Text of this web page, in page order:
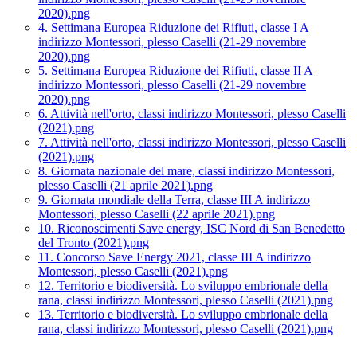
2020).png
4. Settimana Europea Riduzione dei Rifiuti, classe I A
indirizzo Montessori, plesso Caselli (21-29 novembre
2020).png
5. Settimana Europea Riduzione dei Rifiuti, classe II A
indirizzo Montessori, plesso Caselli (21-29 novembre
2020).png
6. Attività nell'orto, classi indirizzo Montessori, plesso Caselli
(2021).png
7. Attività nell'orto, classi indirizzo Montessori, plesso Caselli
(2021).png
8. Giornata nazionale del mare, classi indirizzo Montessori,
plesso Caselli (21 aprile 2021).png
9. Giornata mondiale della Terra, classe III A indirizzo
Montessori, plesso Caselli (22 aprile 2021).png
10. Riconoscimenti Save energy, ISC Nord di San Benedetto
del Tronto (2021).png
11. Concorso Save Energy 2021, classe III A indirizzo
Montessori, plesso Caselli (2021).png
12. Territorio e biodiversità. Lo sviluppo embrionale della
rana, classi indirizzo Montessori, plesso Caselli (2021).png
13. Territorio e biodiversità. Lo sviluppo embrionale della
rana, classi indirizzo Montessori, plesso Caselli (2021).png